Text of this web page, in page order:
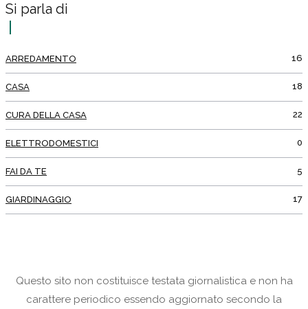
Si parla di
ARREDAMENTO 16
CASA 18
CURA DELLA CASA 22
ELETTRODOMESTICI 0
FAI DA TE 5
GIARDINAGGIO 17
Questo sito non costituisce testata giornalistica e non ha
carattere periodico essendo aggiornato secondo la